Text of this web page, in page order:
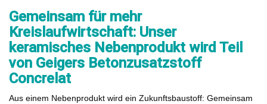
Gemeinsam für mehr
Kreislaufwirtschaft: Unser
keramisches Nebenprodukt wird Teil
von Geigers Betonzusatzstoff
Concrelat
Aus einem Nebenprodukt wird ein Zukunftsbaustoff: Gemeinsam